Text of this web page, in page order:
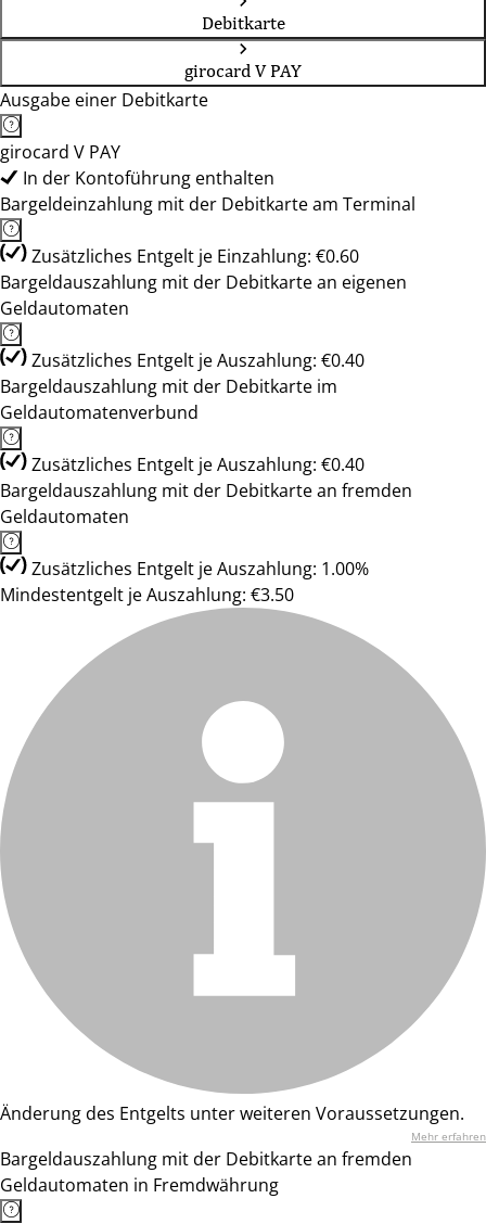
Debitkarte
girocard V PAY
Ausgabe einer Debitkarte
girocard V PAY
In der Kontoführung enthalten
Bargeldeinzahlung mit der Debitkarte am Terminal
Zusätzliches Entgelt je Einzahlung: €0.60
Bargeldauszahlung mit der Debitkarte an eigenen
Geldautomaten
Zusätzliches Entgelt je Auszahlung: €0.40
Bargeldauszahlung mit der Debitkarte im
Geldautomatenverbund
Zusätzliches Entgelt je Auszahlung: €0.40
Bargeldauszahlung mit der Debitkarte an fremden
Geldautomaten
Zusätzliches Entgelt je Auszahlung: 1.00%
Mindestentgelt je Auszahlung: €3.50
Änderung des Entgelts unter weiteren Voraussetzungen.
Mehr erfahren
Bargeldauszahlung mit der Debitkarte an fremden
Geldautomaten in Fremdwährung